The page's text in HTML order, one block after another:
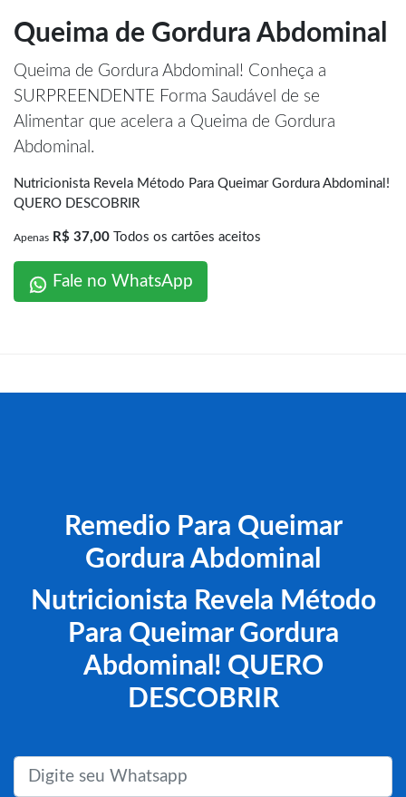
Queima de Gordura Abdominal
Queima de Gordura Abdominal! Conheça a
SURPREENDENTE Forma Saudável de se
Alimentar que acelera a Queima de Gordura
Abdominal.
Nutricionista Revela Método Para Queimar Gordura Abdominal!
QUERO DESCOBRIR
Apenas R$ 37,00 Todos os cartões aceitos
Fale no WhatsApp
Remedio Para Queimar
Gordura Abdominal
Nutricionista Revela Método
Para Queimar Gordura
Abdominal! QUERO
DESCOBRIR